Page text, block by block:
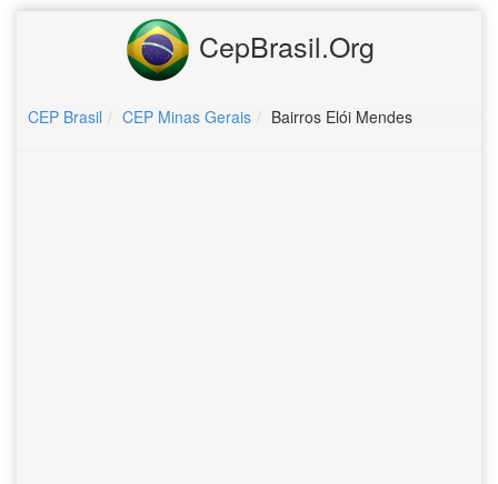
CepBrasil.Org
CEP Brasil CEP Minas Gerais Bairros Elói Mendes